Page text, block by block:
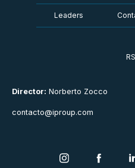
Director: Norberto Zocco
contacto@iproup.com
Leaders